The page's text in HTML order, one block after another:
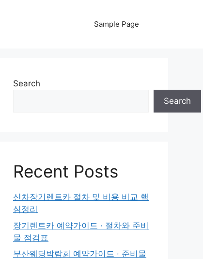
Sample Page
Search
Search
Recent Posts
신차장기렌트카 절차 및 비용 비교 핵
심정리
장기렌트카 예약가이드 · 절차와 준비
물 점검표
부산웨딩박람회 예약가이드 · 준비물